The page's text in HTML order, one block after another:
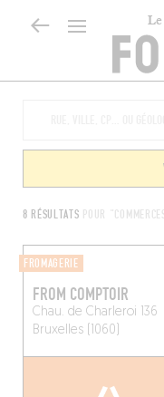
Le
8 RÉSULTATS POUR
FROMAGERIE
FROM COMPTOIR
Chau. de Charleroi 136
Bruxelles (1060)